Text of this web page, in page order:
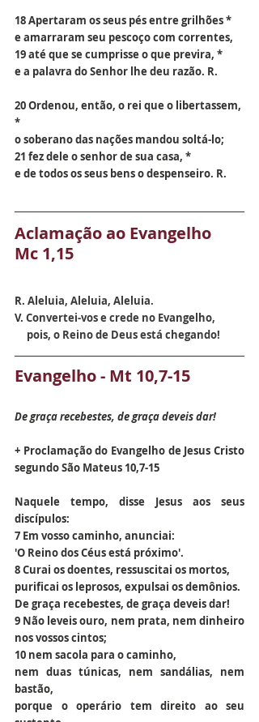
18 Apertaram os seus pés entre grilhões *
e amarraram seu pescoço com correntes,
19 até que se cumprisse o que previra, *
e a palavra do Senhor lhe deu razão. R.
20 Ordenou, então, o rei que o libertassem,
*
o soberano das nações mandou soltá-lo;
21 fez dele o senhor de sua casa, *
e de todos os seus bens o despenseiro. R.
Aclamação ao Evangelho
Mc 1,15
R. Aleluia, Aleluia, Aleluia.
V. Convertei-vos e crede no Evangelho,
     pois, o Reino de Deus está chegando!
Evangelho - Mt 10,7-15
De graça recebestes, de graça deveis dar!
+ Proclamação do Evangelho de Jesus Cristo
segundo São Mateus 10,7-15
Naquele tempo, disse Jesus aos seus
discípulos:
7 Em vosso caminho, anunciai:
'O Reino dos Céus está próximo'.
8 Curai os doentes, ressuscitai os mortos,
purificai os leprosos, expulsai os demônios.
De graça recebestes, de graça deveis dar!
9 Não leveis ouro, nem prata, nem dinheiro
nos vossos cintos;
10 nem sacola para o caminho,
nem duas túnicas, nem sandálias, nem
bastão,
porque o operário tem direito ao seu